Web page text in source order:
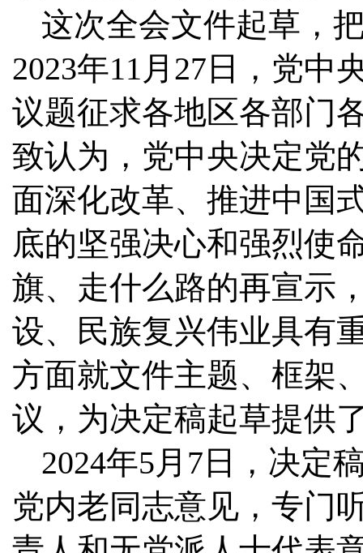
这次全会文件起草，
2023年11月27日，党中
议题征求各地区各部门
致认为，党中央决定党
面深化改革、推进中国
底的坚强决心和强烈使
旗、走什么路的再宣示
设、民族复兴伟业具有
方面就文件主题、框架
议，为决定稿起草提供
2024年5月7日，决定
党内老同志意见，专门